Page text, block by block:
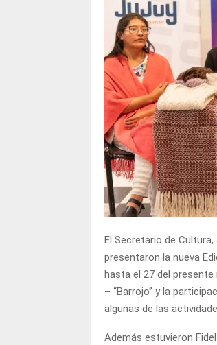
El Secretario de
presentaron la nueva
hasta el 27 del presente
– “Barrojo” y la
algunas de las
Además estuvieron